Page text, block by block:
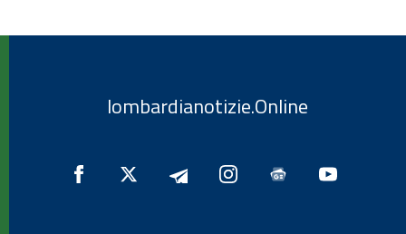
lombardianotizie.Online